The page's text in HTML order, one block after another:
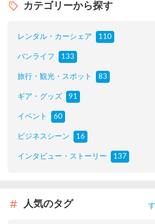
カテゴリーから探す
レンタル・カーシェア 110
バンライフ 133
旅行・観光・スポット 83
ギア・グッズ 91
イベント 60
ビジネスシーン 16
インタビュー・ストーリー 137
人気のタグ